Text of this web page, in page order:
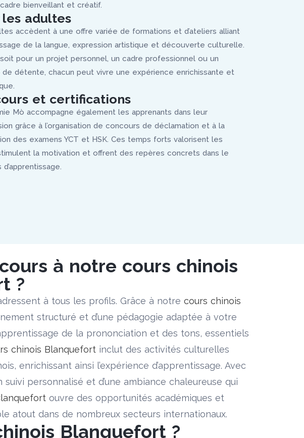
bienveillant et créatif.
les adultes
accèdent à une offre variée de formations et d’ateliers alliant
de la langue, expression artistique et découverte culturelle.
pour un projet personnel, un cadre professionnel ou un
de détente, chacun peut vivre une expérience enrichissante et
et certifications
Mò accompagne également les apprenants dans leur
grâce à l’organisation de concours de déclamation et à la
des examens YCT et HSK. Ces temps forts valorisent les
la motivation et offrent des repères concrets dans le
à notre cours chinois
?
à tous les profils. Grâce à notre cours chinois
structuré et d’une pédagogie adaptée à votre
de la prononciation et des tons, essentiels
chinois Blanquefortinclut des activités culturelles
enrichissant ainsi l’expérience d’apprentissage. Avec
suivi personnalisé et d’une ambiance chaleureuse qui
ouvre des opportunités académiques et
atout dans de nombreux secteurs internationaux.
Blanquefort ?